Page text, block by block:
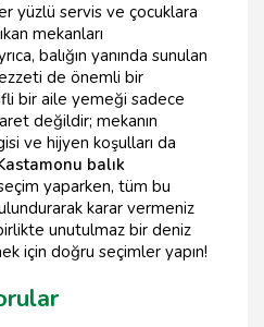
yüzlü servis ve çocuklara
mekanları
balığın yanında sunulan
de önemli bir
bir aile yemeği sadece
değildir; mekanın
ve hijyen koşulları da
balık
yaparken, tüm bu
karar vermeniz
unutulmaz bir deniz
için doğru seçimler yapın!